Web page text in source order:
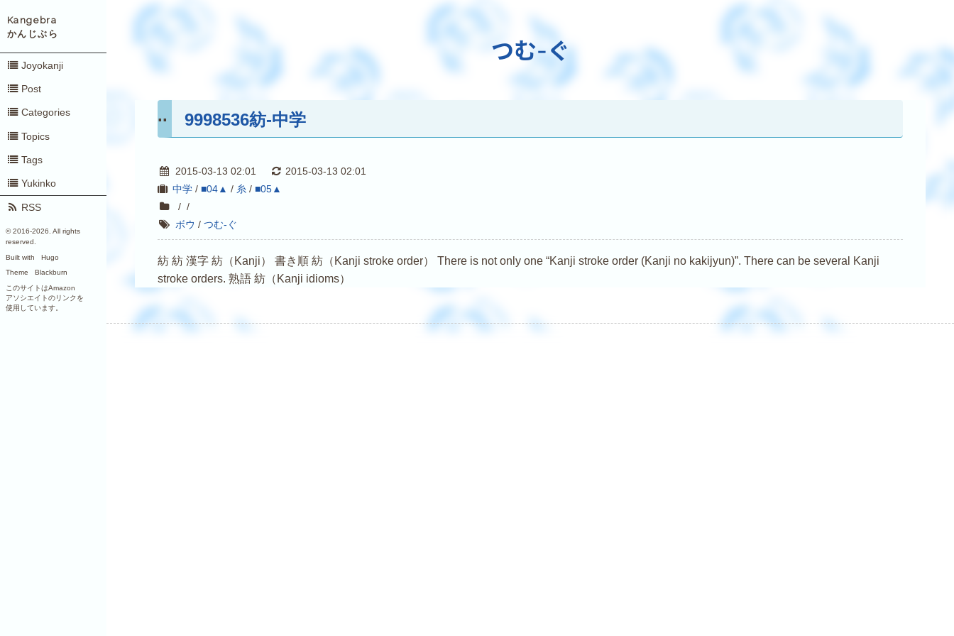
Kangebra
かんじぶら
Joyokanji
Post
Categories
Topics
Tags
Yukinko
RSS
© 2016-2026. All rights
reserved.
Built with
Hugo
Theme
Blackburn
このサイトはAmazon
アソシエイトのリンクを
使用しています。
つむ-ぐ
9998536紡-中学
2015-03-13 02:01
2015-03-13 02:01
中学/ ■04▲ / 糸/ ■05▲
/ /
ボウ /つむ-ぐ
紡 紡 漢字 紡（Kanji） 書き順 紡（Kanji stroke order） There is not only one “Kanji stroke order (Kanji no kakijyun)”. There can be several Kanji
stroke orders. 熟語 紡（Kanji idioms）